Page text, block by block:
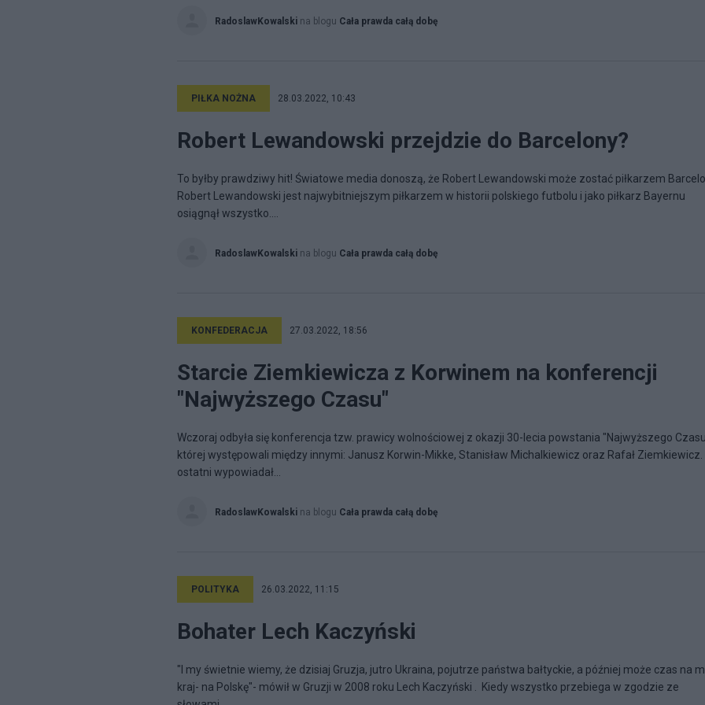
RadoslawKowalski na blogu Cała prawda całą dobę
PIŁKA NOŻNA 28.03.2022, 10:43
Robert Lewandowski przejdzie do Barcelony?
To byłby prawdziwy hit! Światowe media donoszą, że Robert Lewandowski może zostać piłkarzem
Robert Lewandowski jest najwybitniejszym piłkarzem w historii polskiego futbolu i jako piłkarz Bayernu
osiągnął wszystko....
RadoslawKowalski na blogu Cała prawda całą dobę
KONFEDERACJA 27.03.2022, 18:56
Starcie Ziemkiewicza z Korwinem na konferencji
"Najwyższego Czasu"
Wczoraj odbyła się konferencja tzw. prawicy wolnościowej z okazji 30-lecia powstania "Najwyższego
której występowali między innymi: Janusz Korwin-Mikke, Stanisław Michalkiewicz oraz Rafał Ziemkiewicz.
ostatni wypowiadał...
RadoslawKowalski na blogu Cała prawda całą dobę
POLITYKA 26.03.2022, 11:15
Bohater Lech Kaczyński
"I my świetnie wiemy, że dzisiaj Gruzja, jutro Ukraina, pojutrze państwa bałtyckie, a później może czas na
kraj- na Polskę"- mówił w Gruzji w 2008 roku Lech Kaczyński . Kiedy wszystko przebiega w zgodzie ze